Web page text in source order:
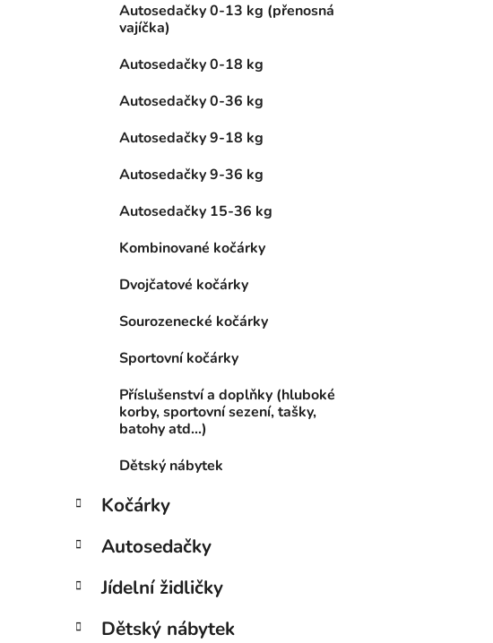
Autosedačky 0-13 kg (přenosná
vajíčka)
Autosedačky 0-18 kg
Autosedačky 0-36 kg
Autosedačky 9-18 kg
Autosedačky 9-36 kg
Autosedačky 15-36 kg
Kombinované kočárky
Dvojčatové kočárky
Sourozenecké kočárky
Sportovní kočárky
Příslušenství a doplňky (hluboké
korby, sportovní sezení, tašky,
batohy atd...)
Dětský nábytek
Kočárky
Autosedačky
Jídelní židličky
Dětský nábytek